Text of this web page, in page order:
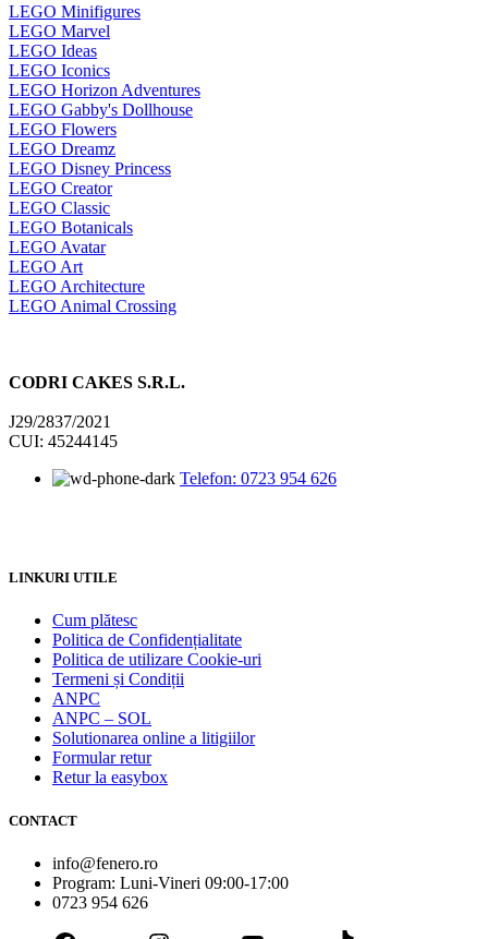
LEGO Minifigures
LEGO Marvel
LEGO Ideas
LEGO Iconics
LEGO Horizon Adventures
LEGO Gabby's Dollhouse
LEGO Flowers
LEGO Dreamz
LEGO Disney Princess
LEGO Creator
LEGO Classic
LEGO Botanicals
LEGO Avatar
LEGO Art
LEGO Architecture
LEGO Animal Crossing
CODRI CAKES S.R.L.
J29/2837/2021
CUI: 45244145
Telefon: 0723 954 626
LINKURI UTILE
Cum plătesc
Politica de Confidențialitate
Politica de utilizare Cookie-uri
Termeni și Condiții
ANPC
ANPC – SOL
Solutionarea online a litigiilor
Formular retur
Retur la easybox
CONTACT
info@fenero.ro
Program: Luni-Vineri 09:00-17:00
0723 954 626